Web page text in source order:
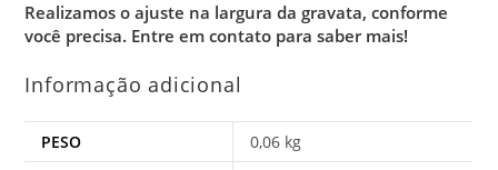
Realizamos o ajuste na largura da gravata, conforme
você precisa. Entre em contato para saber mais!
Informação adicional
PESO
0,06 kg